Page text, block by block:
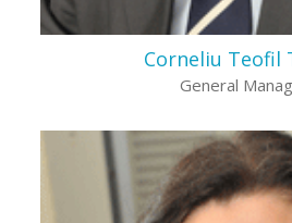
Corneliu Teofil
General